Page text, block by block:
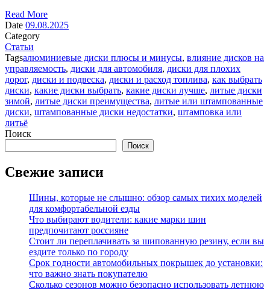
Read More
Date 09.08.2025
Category
Статьи
Tagsалюминиевые диски плюсы и минусы, влияние дисков на
управляемость, диски для автомобиля, диски для плохих
дорог, диски и подвеска, диски и расход топлива, как выбрать
диски, какие диски выбрать, какие диски лучше, литые диски
зимой, литые диски преимущества, литые или штампованные
диски, штампованные диски недостатки, штамповка или
литьё
Поиск
Поиск
Свежие записи
Шины, которые не слышно: обзор самых тихих моделей
для комфортабельной езды
Что выбирают водители: какие марки шин
предпочитают россияне
Стоит ли переплачивать за шипованную резину, если вы
ездите только по городу
Срок годности автомобильных покрышек до установки:
что важно знать покупателю
Сколько сезонов можно безопасно использовать летнюю